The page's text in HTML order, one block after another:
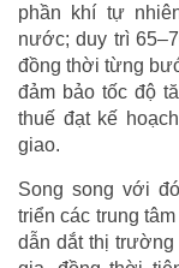
phần khí tự
nước; duy trì
đồng thời từng
đảm bảo tốc độ
thuế đạt kế
giao.
Song song với
triển các trung
dẫn dắt thị